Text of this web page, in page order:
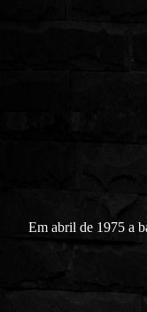
Em abril de 1975 a